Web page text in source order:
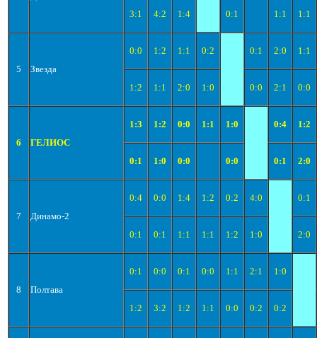
3:1
4:2 1:4 0:1 1:1 1:1
5 Звезда
0:0 1:2 1:1 0:2 0:1 2:0 1:1
1:2 1:1 2:0 1:0 0:0 2:1 0:0
6 ГЕЛИОС
1:3 1:2 0:0 1:1 1:0 0:4 1:2
0:1 1:0 0:0 0:0 0:1 2:0
7 Динамо-2
0:4 0:0 1:4 1:2 0:2 4:0 0:1
0:1 0:1 1:1 1:1 1:2 1:0 2:0
8 Полтава
0:1 0:0 0:1 0:0 1:1 2:1 1:0
1:2 3:2 1:2 1:1 0:0 0:2 0:2